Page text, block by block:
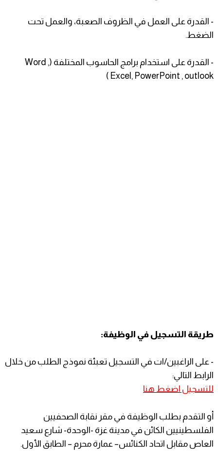
- القدرة على العمل في الظروف الصعبة، والعمل تحت
الضغط.
- القدرة على استخدام برامج الحاسوب المختلفة (Word ,
Excel, PowerPoint , outlook )
طريقة التسجيل في الوظيفة:
- على الراغبين/ات في التسجيل تعبئة نموذج الطلب من خلال
الرابط التالي:
للتسجيل اضغط هنا
أو التقدم بطلب الوظيفة في مقر نقابة الصحفيين
الفلسطينيين الكائن في مدينة غزة -الوحدة- شارع سعيد
العاص مقابل اتحاد الكنائس– عمارة محرم – الطابق الأول.